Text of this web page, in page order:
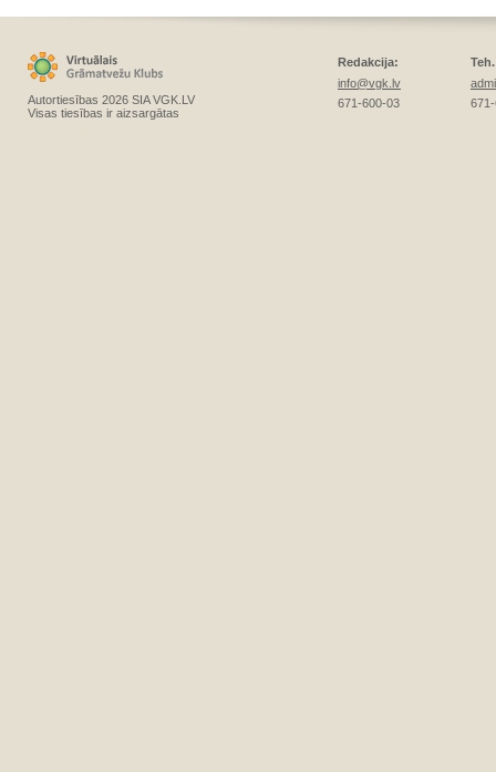
Autortiesības 2026 SIA VGK.LV
Visas tiesības ir aizsargātas
Redakcija:
info@vgk.lv
671-600-03